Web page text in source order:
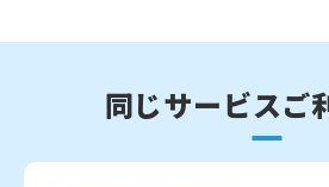
同じサービスご